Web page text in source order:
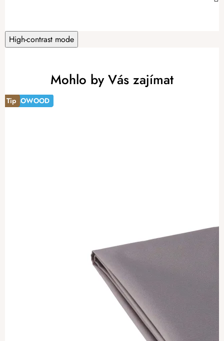
High-contrast mode
Mohlo by Vás zajímat
ATMOWOOD
-20%
ATMOWOOD
Tip